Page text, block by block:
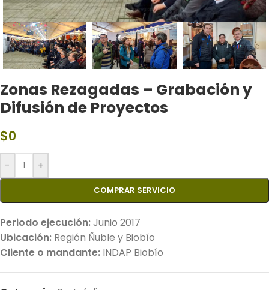
Zonas Rezagadas – Grabación y
Difusión de Proyectos
$0
Periodo ejecución:Junio 2017
Ubicación: Región Ñuble y Biobío
Cliente o mandante: INDAP Biobío
- +
COMPRAR SERVICIO